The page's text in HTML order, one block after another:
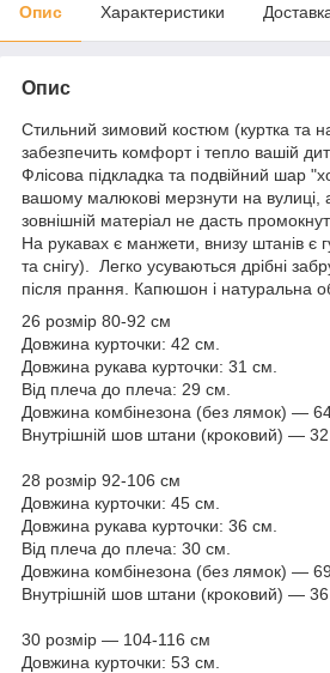
Опис Характеристики
Опис
Стильний зимовий костюм (куртка та
забезпечить комфорт і тепло вашій
Флісова підкладка та подвійний шар
вашому малюкові мерзнути на вулиці,
зовнішній матеріал не дасть
На рукавах є манжети, внизу штанів є
та снігу). Легко усуваються дрібні
після прання. Капюшон і натуральна
26 розмір 80-92 см
Довжина курточки: 42 см.
Довжина рукава курточки: 31 см.
Від плеча до плеча: 29 см.
Довжина комбінезона (без лямок) —
Внутрішній шов штани (кроковий) — 32
28 розмір 92-106 см
Довжина курточки: 45 см.
Довжина рукава курточки: 36 см.
Від плеча до плеча: 30 см.
Довжина комбінезона (без лямок) —
Внутрішній шов штани (кроковий) — 36
30 розмір — 104-116 см
Довжина курточки: 53 см.